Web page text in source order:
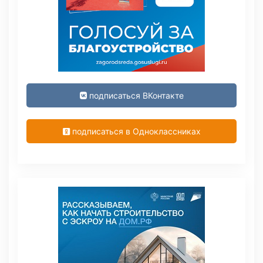
подписаться ВКонтакте
подписаться в Одноклассниках